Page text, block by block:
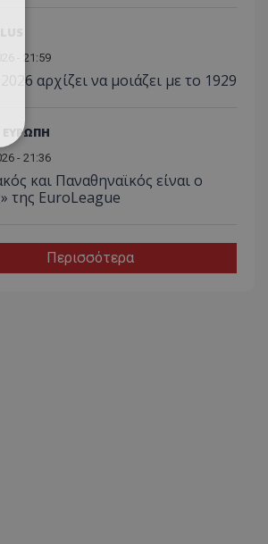
- 21:59
αρχίζει να μοιάζει με το 1929
ΕΥΡΩΠΗ
- 21:36
και Παναθηναϊκός είναι ο
της EuroLeague
Περισσότερα